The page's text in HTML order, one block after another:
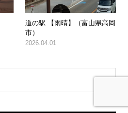
道の駅 【雨晴】（富山県高岡
市）
2026.04.01